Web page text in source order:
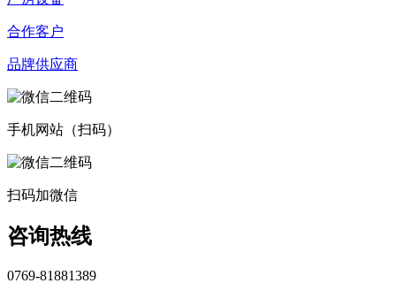
合作客户
品牌供应商
手机网站（扫码）
扫码加微信
咨询热线
0769-81881389